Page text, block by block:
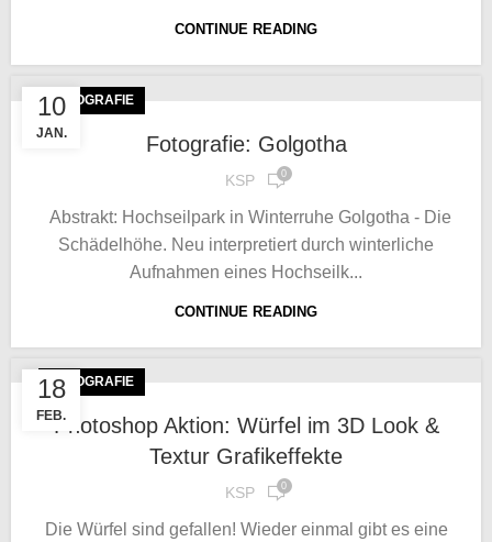
CONTINUE READING
10
JAN.
FOTOGRAFIE
Fotografie: Golgotha
KSP 0
Abstrakt: Hochseilpark in Winterruhe Golgotha - Die
Schädelhöhe. Neu interpretiert durch winterliche
Aufnahmen eines Hochseilk...
CONTINUE READING
18
FEB.
FOTOGRAFIE
Photoshop Aktion: Würfel im 3D Look &
Textur Grafikeffekte
KSP 0
Die Würfel sind gefallen! Wieder einmal gibt es eine